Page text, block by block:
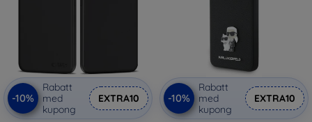
-10%
Rabatt
med
kupong
EXTRA10 -10%
Rabatt
med
kupong
EXTRA10